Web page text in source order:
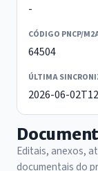
-
CÓDIGO PNCP/
64504
ÚLTIMA
2026-06-
Editais, anexos,
documentais do